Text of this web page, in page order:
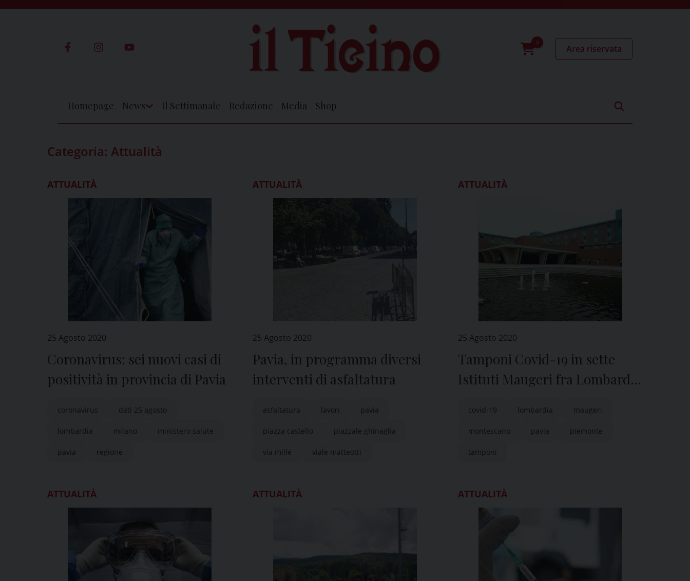
0
Area riservata
Homepage News Il Settimanale Redazione Media Shop
Categoria: Attualità
ATTUALITÀ
25 Agosto 2020
Coronavirus: sei nuovi casi di
positività in provincia di Pavia
coronavirus dati 25 agosto
lombardia milano ministero salute
pavia regione
ATTUALITÀ
25 Agosto 2020
Pavia, in programma diversi
interventi di asfaltatura
asfaltatura lavori pavia
piazza castello piazzale ghinaglia
via mille viale matteotti
ATTUALITÀ
25 Agosto 2020
Tamponi Covid-19 in sette
Istituti Maugeri fra Lombardia
covid-19 lombardia maugeri
montescano pavia piemonte
tamponi
ATTUALITÀ ATTUALITÀ ATTUALITÀ